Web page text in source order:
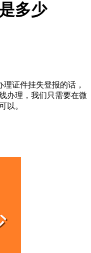
多少
理证件挂失登报的话，
办理，我们只需要在微
以。